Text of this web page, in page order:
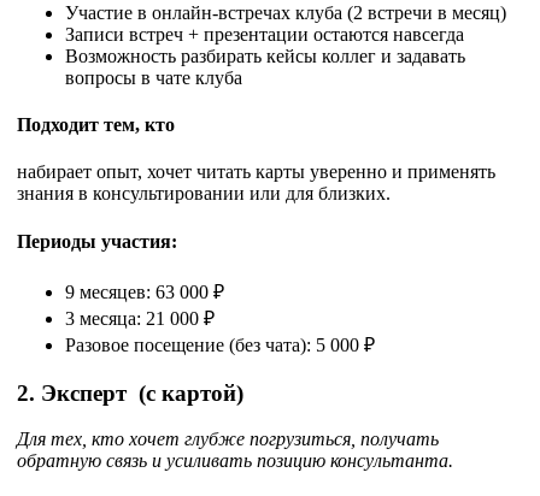
Участие в онлайн-встречах клуба (2 встречи в месяц)
Записи встреч + презентации остаются навсегда
Возможность разбирать кейсы коллег и задавать
вопросы в чате клуба
Подходит тем, кто
набирает опыт, хочет читать карты уверенно и применять
знания в консультировании или для близких.
Периоды участия:
9 месяцев: 63 000 ₽
3 месяца: 21 000 ₽
Разовое посещение (без чата): 5 000 ₽
2. Эксперт(с картой)
Для тех, кто хочет глубже погрузиться, получать
обратную связь и усиливать позицию консультанта.